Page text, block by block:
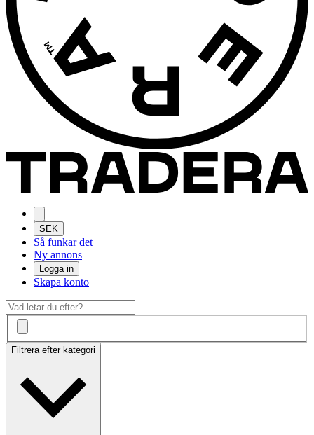
SEK
Så funkar det
Ny annons
Logga in
Skapa konto
Filtrera efter kategori